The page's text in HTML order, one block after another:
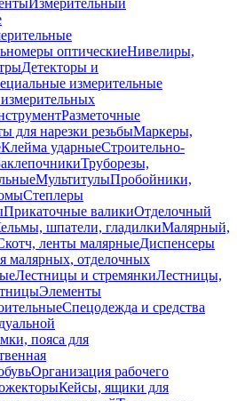
Измерительный
оптическиеНивелиры,
Детекторы и
измерительные
Разметочные
для нарезки резьбыМаркеры,
Клейма ударныеСтроительно-
Труборезы,
МультитулыПробойники,
Степлеры
Прикаточные валикиОтделочный
шпатели, гладилкиМалярный,
ленты малярныеДиспенсеры
малярных, отделочных
Лестницы и стремянкиЛестницы,
Элементы
Спецодежда и средства
пояса для
Организация рабочего
Кейсы, ящики для